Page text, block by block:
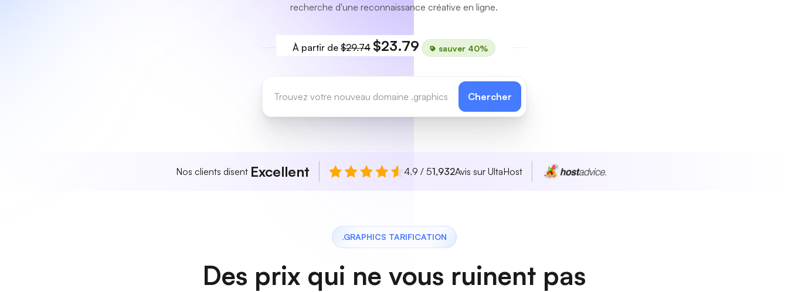
recherche d'une reconnaissance créative en ligne.
À partir de $29.74 $23.79 sauver 40%
Chercher
Nos clients disent Excellent 4.9 / 51,932Avis sur UltaHost
.GRAPHICS TARIFICATION
Des prix qui ne vous ruinent pas